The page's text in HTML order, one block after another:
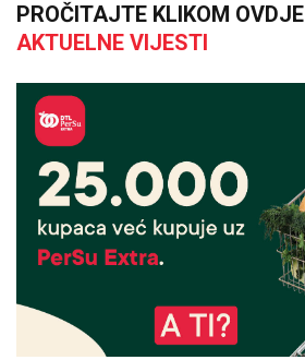
PROČITAJTE KLIKOM OVDJE
AKTUELNE VIJESTI